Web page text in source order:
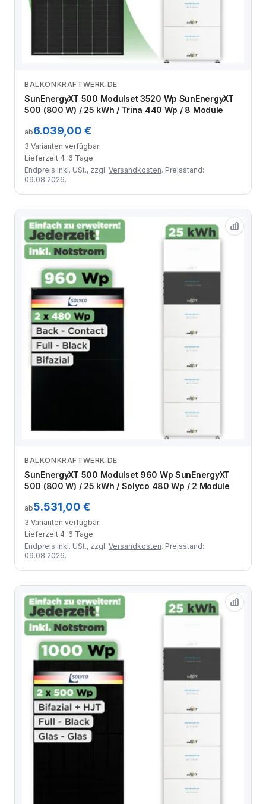
Zum Angebot
BALKONKRAFTWERK.DE
SunEnergyXT 500 Modulset 3520 Wp SunEnergyXT
500 (800 W) / 25 kWh / Trina 440 Wp / 8 Module
ab6.039,00 €
3 Varianten verfügbar
Lieferzeit 4-6 Tage
Endpreis inkl. USt., zzgl. Versandkosten. Preisstand:
09.08.2026.
Zum Angebot
BALKONKRAFTWERK.DE
SunEnergyXT 500 Modulset 960 Wp SunEnergyXT
500 (800 W) / 25 kWh / Solyco 480 Wp / 2 Module
ab5.531,00 €
3 Varianten verfügbar
Lieferzeit 4-6 Tage
Endpreis inkl. USt., zzgl. Versandkosten. Preisstand:
09.08.2026.